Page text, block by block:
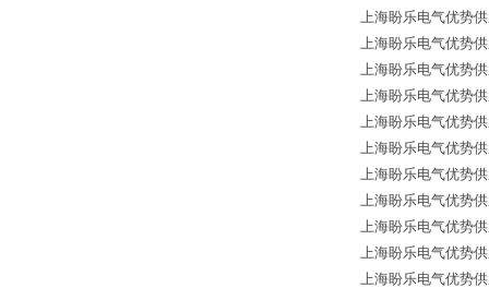
上海盼乐电气优势
上海盼乐电气优势
上海盼乐电气优势
上海盼乐电气优势
上海盼乐电气优势
上海盼乐电气优势
上海盼乐电气优势
上海盼乐电气优势
上海盼乐电气优势
上海盼乐电气优势
上海盼乐电气优势